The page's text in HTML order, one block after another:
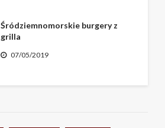
Śródziemnomorskie burgery z
grilla
07/05/2019